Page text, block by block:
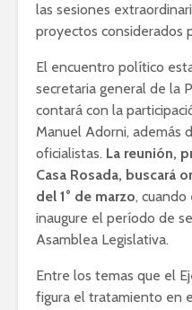
las sesiones
proyectos considerados
El encuentro político
secretaria general de la
contará con la
Manuel Adorni, además
oficialistas. La reunión,
Casa Rosada, buscará
del 1° de marzo, cuando
inaugure el período de
Asamblea Legislativa.
Entre los temas que el
figura el tratamiento en